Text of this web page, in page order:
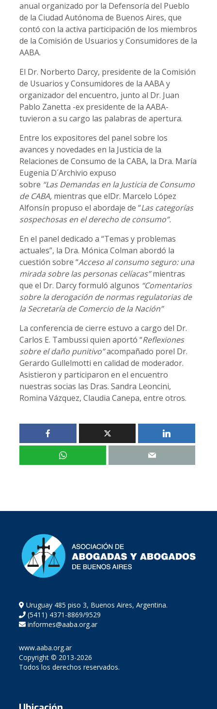
anual organizado por la Defensoría del Pueblo
de la Ciudad Autónoma de Buenos Aires, que
contó con la activa participación de los miembros
de la Comisión de Usuarios y Consumidores de la
AABA.
El Dr. Norberto Darcy, presidente de la Comisión
de Usuarios y Consumidores de la AABA y
organizador del encuentro, junto al Dr. Juan
Pablo Zanetta -ex presidente de la AABA-
tuvieron a su cargo las palabras de apertura.
Entre los expositores del panel sobre los
avances y novedades en la Justicia de la
Relaciones de Consumo de la CABA, la Dra. María
Eugenia D´Archivio expuso
sobre “LasDemandas en la Justicia de Consumo
de CABA, mientras que elDr. Marcelo López
Alfonsín propuso el abordaje de “Las categorías
sospechosas en el derecho de consumo”.
En el panel dedicado a “Temas y problemas
actuales”, la Dra. Mónica Colman abordó la
cuestión sobre “Acceso al consumo seguro: una
mirada sobre las personas celíacas”mientras
que el Dr. Darcy formuló algunos “Comentarios
sobre la derogación de normas regulatorias de
la Secretaría de Comercio de la Nación”
La conferencia de cierre estuvo a cargo del Dr.
Carlos E. Tambussi quien aportó “Reflexiones
sobre el daño punitivo”acompañado porel Dr.
Gerardo Gullelmotti en calidad de moderador.
Asistieron y participaron en el encuentro
nuestras socias las Dras. Sandra Leoncini,
Romina Vázquez, Claudia Canepa, entre otros.
Uruguay 485 piso 3, Buenos Aires, Argentina.
(5411) 4371-8869/9529
informes@aaba.org.ar
www.aaba.org.ar
Copyright © 2013-2026
Todos los derechos reservados.